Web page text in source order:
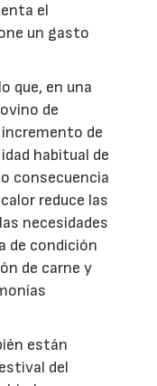
el
un gasto
que, en una
de
de
habitual de
consecuencia
reduce las
necesidades
de condición
de carne y
están
del